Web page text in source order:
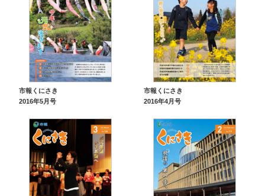
市報くにさき
2016年5月号
市報くにさき
2016年4月号